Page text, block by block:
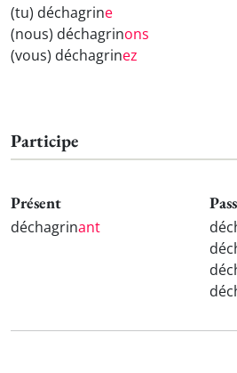
(tu) déchagrine
(nous) déchagrinons
(vous) déchagrinez
Participe
Présent
déchagrinant